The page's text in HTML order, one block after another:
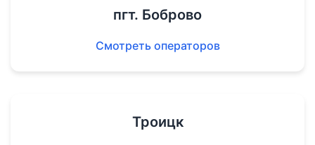
пгт. Боброво
Смотреть операторов
Троицк